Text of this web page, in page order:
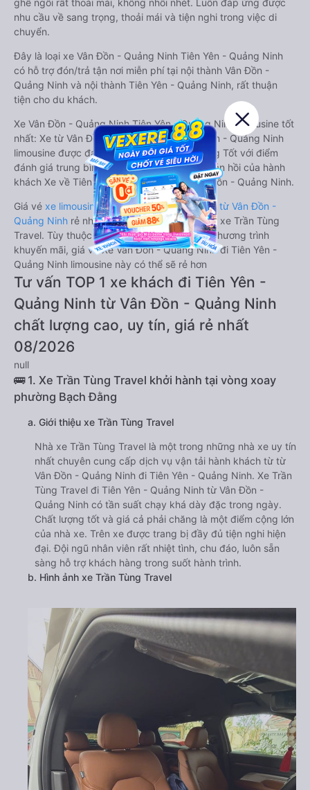
ghế ngồi rất thoải mái, không nhồi nhét. Luôn đáp ứng được
nhu cầu về sang trọng, thoải mái và tiện nghi trong việc di
chuyển.
Đây là loại xe Vân Đồn - Quảng Ninh Tiên Yên - Quảng Ninh
có hỗ trợ đón/trả tận nơi miễn phí tại nội thành Vân Đồn -
Quảng Ninh và nội thành Tiên Yên - Quảng Ninh, rất thuận
tiện cho du khách.
Xe Vân Đồn - Quảng Ninh Tiên Yên - Quảng Ninh limousine tốt
nhất: Xe từ Vân Đồn - Quảng Ninh đi Tiên Yên - Quảng Ninh
limousine được đánh giá chung có chất lượng Tốt với điểm
đánh giá trung bình từ 4.3/5 dựa trên 83 phản hồi của hành
khách Xe về Tiên Yên - Quảng Ninh từ Vân Đồn - Quảng Ninh.
Giá vé xe limousine đi Tiên Yên - Quảng Ninh từ Vân Đồn -
Quảng Ninh rẻ nhất là 220000VND của hãng xe Trần Tùng
Travel. Tùy thuộc vào vị trí ngồi của bạn và chương trình
khuyến mãi, giá vé Xe Vân Đồn - Quảng Ninh đi Tiên Yên -
Quảng Ninh limousine này có thể sẽ rẻ hơn
Tư vấn TOP 1 xe khách đi Tiên Yên -
Quảng Ninh từ Vân Đồn - Quảng Ninh
chất lượng cao, uy tín, giá rẻ nhất
08/2026
null
🚌 1. Xe Trần Tùng Travel khởi hành tại vòng xoay
phường Bạch Đằng
a. Giới thiệu xe Trần Tùng Travel
Nhà xe Trần Tùng Travel là một trong những nhà xe uy tín
nhất chuyên cung cấp dịch vụ vận tải hành khách từ từ
Vân Đồn - Quảng Ninh đi Tiên Yên - Quảng Ninh. Xe Trần
Tùng Travel đi Tiên Yên - Quảng Ninh từ Vân Đồn -
Quảng Ninh có tần suất chạy khá dày đặc trong ngày.
Chất lượng tốt và giá cả phải chăng là một điểm cộng lớn
của nhà xe. Trên xe được trang bị đầy đủ tiện nghi hiện
đại. Đội ngũ nhân viên rất nhiệt tình, chu đáo, luôn sẵn
sàng hỗ trợ khách hàng trong suốt hành trình.
b. Hình ảnh xe Trần Tùng Travel